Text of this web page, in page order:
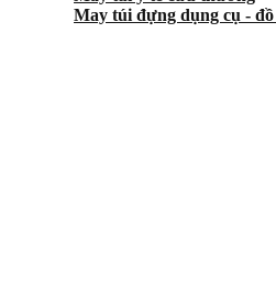
May túi đựng dụng cụ - đồ